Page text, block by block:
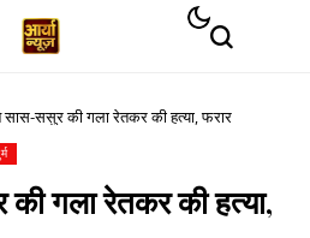
सास-ससुर की गला रेतकर की हत्‍या, फरार
गला रेतकर की हत्‍या,